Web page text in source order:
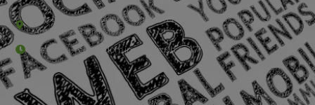
Estrada Governador Chagas Freitas – 3.780 – Colônia Santo
Antônio – Barra Mansa
De terça-feira a domingo, das 9h às 17h